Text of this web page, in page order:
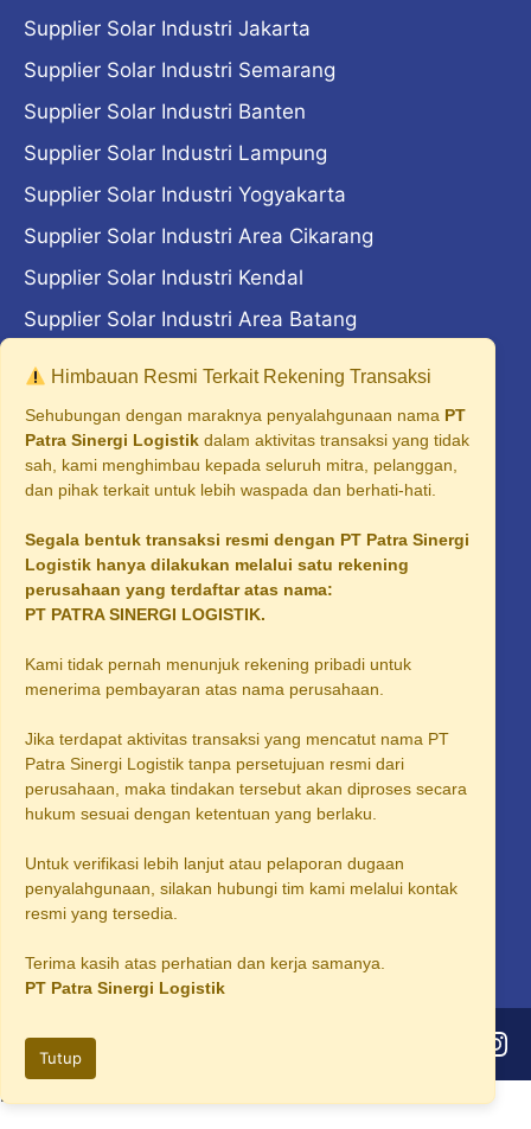
Supplier Solar Industri Jakarta
Supplier Solar Industri Semarang
Supplier Solar Industri Banten
Supplier Solar Industri Lampung
Supplier Solar Industri Yogyakarta
Supplier Solar Industri Area Cikarang
Supplier Solar Industri Kendal
Supplier Solar Industri Area Batang
Supplier Solar Industri Area Madiun
Supplier Solar Industri Cilegon
Supplier Solar Industri Surabaya
Supplier Solar Industri Malang
Supplier Solar Industri Tangerang
Supplier Solar Industri Sidoarjo
Supplier Solar Industri Area Bogor
Supplier Solar Industri Area Solo
Supplier Solar Industri Area Purwakarta
Supplier Solar Industri Subang
©2026PT Patra Sinergi Logistik
h
Himbauan Resmi Terkait Rekening Transaksi
Sehubungan dengan maraknya penyalahgunaan nama PT
Patra Sinergi Logistik dalam aktivitas transaksi yang tidak
sah, kami menghimbau kepada seluruh mitra, pelanggan,
dan pihak terkait untuk lebih waspada dan berhati-hati.
Segala bentuk transaksi resmi dengan PT Patra Sinergi
Logistik hanya dilakukan melalui satu rekening
perusahaan yang terdaftar atas nama:
PT PATRA SINERGI LOGISTIK.
Kami tidak pernah menunjuk rekening pribadi untuk
menerima pembayaran atas nama perusahaan.
Jika terdapat aktivitas transaksi yang mencatut nama PT
Patra Sinergi Logistik tanpa persetujuan resmi dari
perusahaan, maka tindakan tersebut akan diproses secara
hukum sesuai dengan ketentuan yang berlaku.
Untuk verifikasi lebih lanjut atau pelaporan dugaan
penyalahgunaan, silakan hubungi tim kami melalui kontak
resmi yang tersedia.
Terima kasih atas perhatian dan kerja samanya.
PT Patra Sinergi Logistik
Tutup